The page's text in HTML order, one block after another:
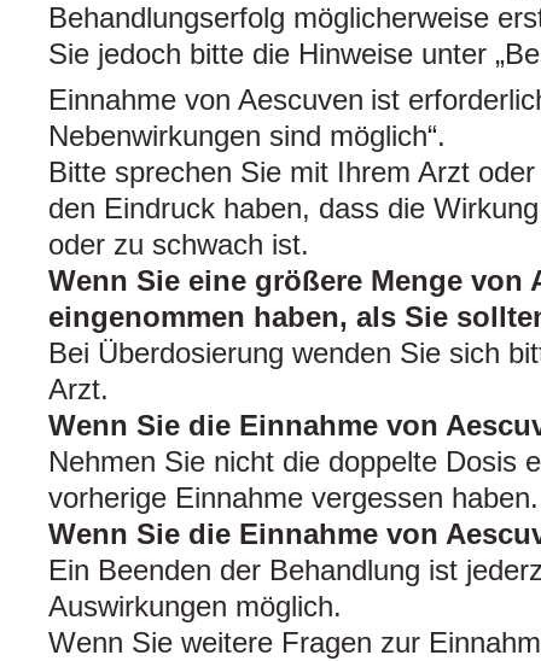
Behandlungserfolg möglicherweise
Sie jedoch bitte die Hinweise unter
Einnahme von Aescuven ist
Nebenwirkungen sind möglich“.
Bitte sprechen Sie mit Ihrem Arzt
den Eindruck haben, dass die
oder zu schwach ist.
Wenn Sie eine größere Menge von
eingenommen haben, als Sie
Bei Überdosierung wenden Sie sich
Arzt.
Wenn Sie die Einnahme von
Nehmen Sie nicht die doppelte Dosis
vorherige Einnahme vergessen haben.
Wenn Sie die Einnahme von
Ein Beenden der Behandlung ist
Auswirkungen möglich.
Wenn Sie weitere Fragen zur